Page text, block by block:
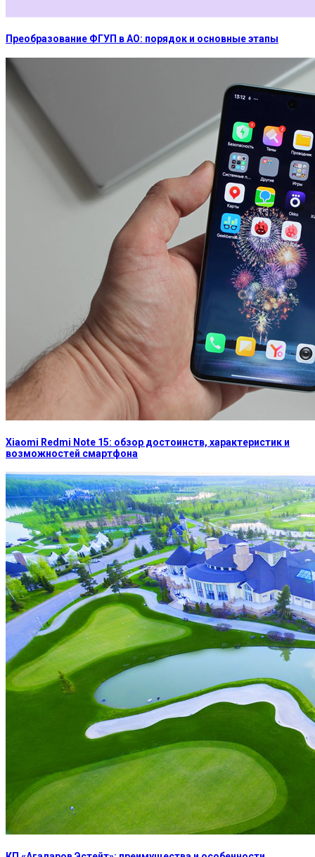
Преобразование ФГУП в АО: порядок и основные этапы
Xiaomi Redmi Note 15: обзор достоинств, характеристик и
возможностей смартфона